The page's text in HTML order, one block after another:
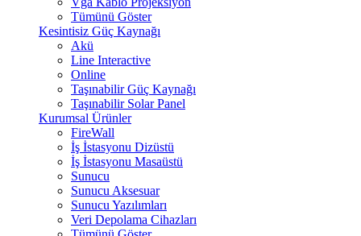
Tümünü Göster
Kesintisiz Güç Kaynağı
Akü
Line Interactive
Online
Taşınabilir Güç Kaynağı
Taşınabilir Solar Panel
Kurumsal Ürünler
FireWall
İş İstasyonu Dizüstü
İş İstasyonu Masaüstü
Sunucu
Sunucu Aksesuar
Sunucu Yazılımları
Veri Depolama Cihazları